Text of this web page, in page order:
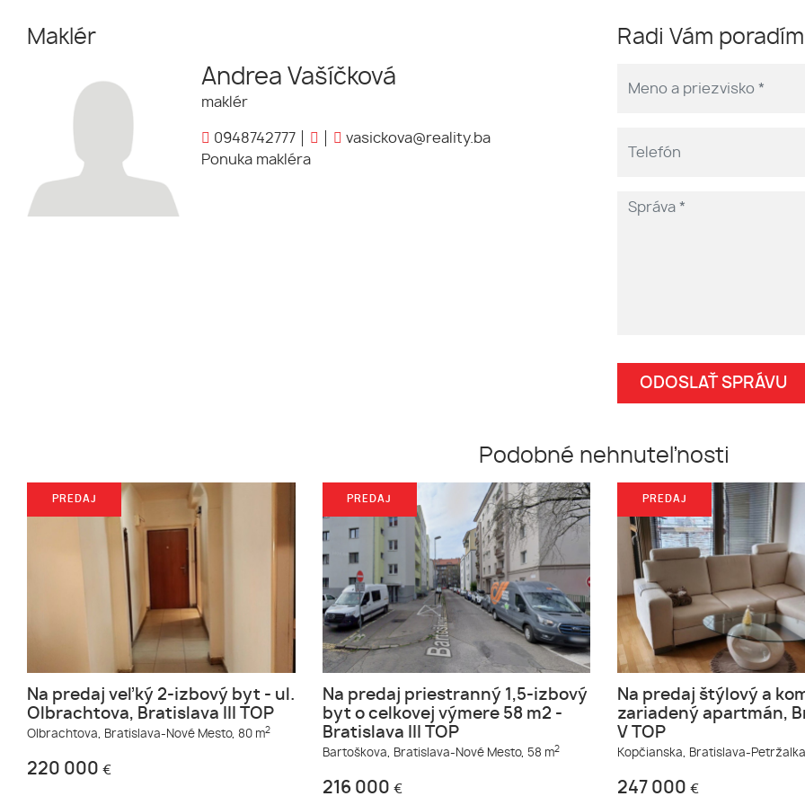
Maklér
Andrea Vašíčková
maklér
0948742777
vasickova@reality.ba
Ponuka makléra
Radi Vám
Podobné nehnuteľnosti
PREDAJ
Na predaj veľký 2-izbový byt - ul.
Olbrachtova, Bratislava III TOP
Olbrachtova, Bratislava-Nové Mesto, 80 m2
220 000 €
PREDAJ
Na predaj priestranný 1,5-izbový
byt o celkovej výmere 58 m2 -
Bratislava III TOP
Bartoškova, Bratislava-Nové Mesto, 58 m2
216 000 €
PREDAJ
Na predaj štýlový a
zariadený apartmán,
V TOP
Kopčianska, Bratislava-
247 000 €